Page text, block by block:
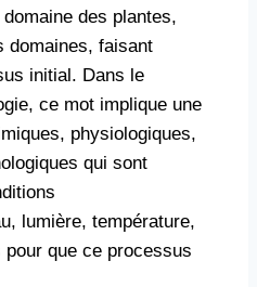
des plantes,
domaines, faisant
initial. Dans le
ce mot implique une
physiologiques,
qui sont
lumière, température,
que ce processus